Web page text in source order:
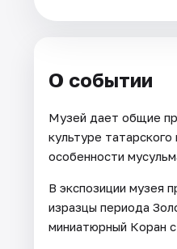
О событии
Музей дает общие
культуре
особенности
В экспозиции музея
изразцы периода
миниатюрный Коран